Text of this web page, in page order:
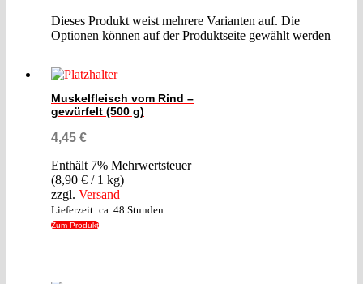
Dieses Produkt weist mehrere Varianten auf. Die
Optionen können auf der Produktseite gewählt werden
Muskelfleisch vom Rind –
gewürfelt (500 g)
4,45 €
Enthält 7% Mehrwertsteuer
(8,90 € / 1 kg)
zzgl. Versand
Lieferzeit: ca. 48 Stunden
Zum Produkt